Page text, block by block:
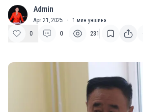
A Admin
Apr 21, 2025 · 1 мин уншина
0
0 231